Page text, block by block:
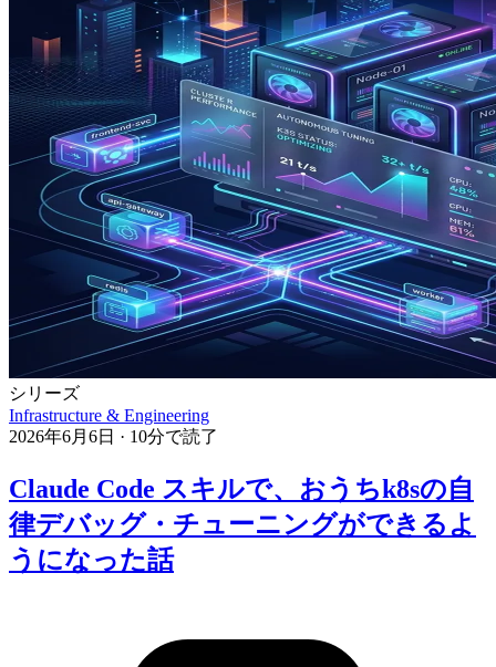
シリーズ
Infrastructure & Engineering
2026年6月6日 · 10分で読了
Claude Code スキルで、おうちk8sの自
律デバッグ・チューニングができるよ
うになった話